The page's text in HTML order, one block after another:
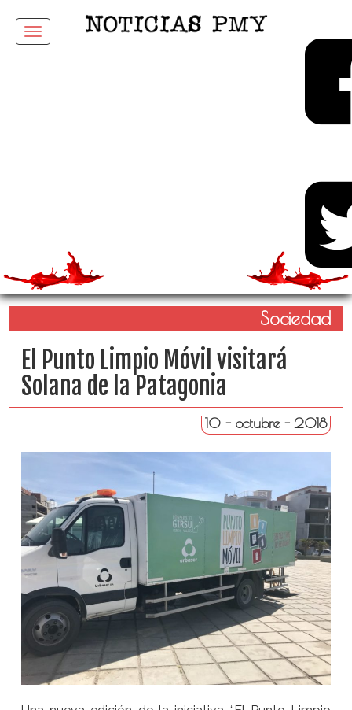
Menu
Sociedad
El Punto Limpio Móvil visitará
Solana de la Patagonia
10 - octubre - 2018